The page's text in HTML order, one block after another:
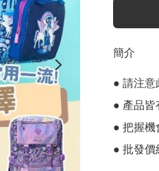
簡介
● 請注意
● 產品皆
● 把握機
● 批發價